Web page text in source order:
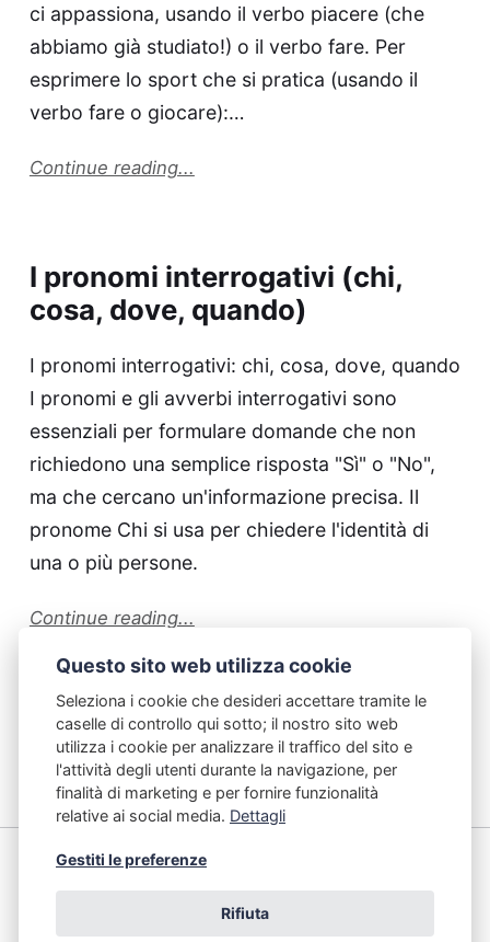
ci appassiona, usando il verbo piacere (che
abbiamo già studiato!) o il verbo fare. Per
esprimere lo sport che si pratica (usando il
verbo fare o giocare):…
Continue reading...
I pronomi interrogativi (chi,
cosa, dove, quando)
I pronomi interrogativi: chi, cosa, dove, quando
I pronomi e gli avverbi interrogativi sono
essenziali per formulare domande che non
richiedono una semplice risposta "Sì" o "No",
ma che cercano un'informazione precisa. Il
pronome Chi si usa per chiedere l'identità di
una o più persone.
Continue reading...
Previous Next
Questo sito web utilizza cookie
Seleziona i cookie che desideri accettare tramite le
caselle di controllo qui sotto; il nostro sito web
utilizza i cookie per analizzare il traffico del sito e
l'attività degli utenti durante la navigazione, per
finalità di marketing e per fornire funzionalità
relative ai social media. Dettagli
Gestiti le preferenze
Rifiuta